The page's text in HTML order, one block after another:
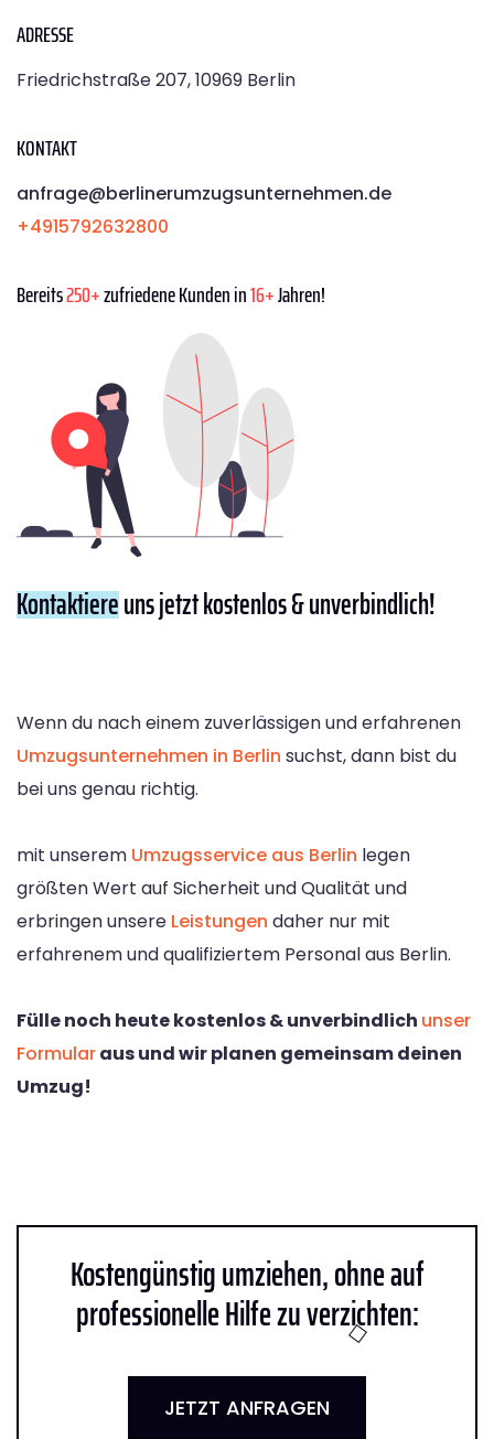
ADRESSE
Friedrichstraße 207, 10969 Berlin
KONTAKT
anfrage@berlinerumzugsunternehmen.de
+4915792632800
Bereits250+zufriedene Kunden in16+Jahren!
Kontaktiereuns jetzt kostenlos & unverbindlich!
Wenn du nach einem zuverlässigen und erfahrenen
Umzugsunternehmen in Berlin suchst, dann bist du
bei uns genau richtig.
mit unserem Umzugsservice aus Berlin legen
größten Wert auf Sicherheit und Qualität und
erbringen unsere Leistungen daher nur mit
erfahrenem und qualifiziertem Personal aus Berlin.
Fülle noch heute kostenlos & unverbindlich unser
Formularaus und wir planen gemeinsam deinen
Umzug!
Kostengünstig umziehen, ohne auf
professionelle Hilfe zu verzichten:
JETZT ANFRAGEN